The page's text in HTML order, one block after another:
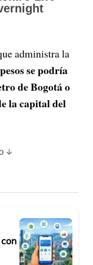
administra la
se podría
de Bogotá o
la capital del